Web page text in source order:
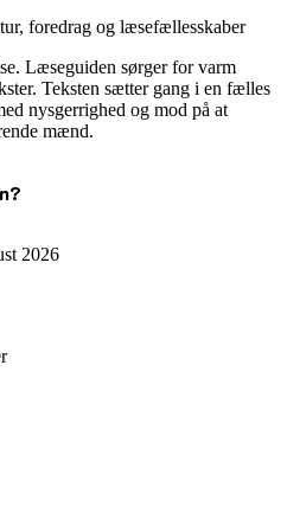
foredrag og læsefællesskaber
Læseguiden sørger for varm
Teksten sætter gang i en fælles
nysgerrighed og mod på at
mænd.
2026